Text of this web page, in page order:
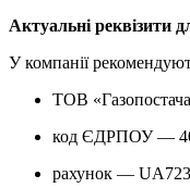
Актуальні реквізити
У компанії
ТОВ
код ЄДРПОУ —
рахунок —